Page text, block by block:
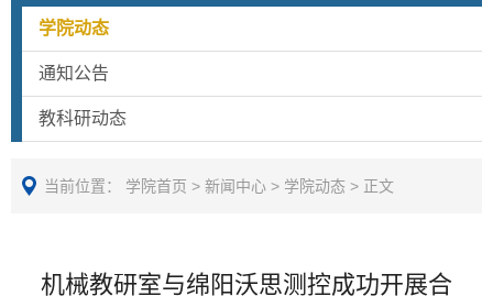
学院动态
通知公告
教科研动态
当前位置： 学院首页 > 新闻中心 > 学院动态 > 正文
机械教研室与绵阳沃思测控成功开展合